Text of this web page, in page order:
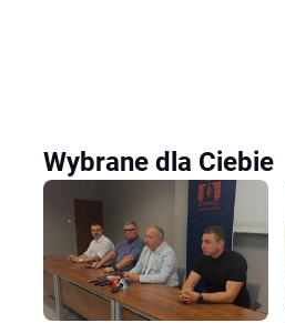
Wybrane dla Ciebie